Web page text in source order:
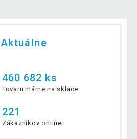
Aktuálne
460 682 ks
Tovaru máme na sklade
221
Zákazníkov online